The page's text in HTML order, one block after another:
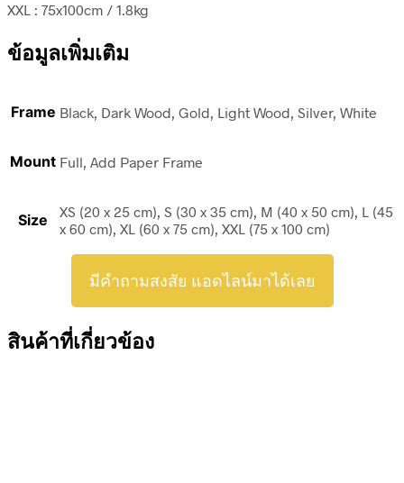
XXL : 75x100cm / 1.8kg
ข้อมูลเพิ่มเติม
Frame Black, Dark Wood, Gold, Light Wood, Silver, White
Mount Full, Add Paper Frame
Size
XS (20 x 25 cm), S (30 x 35 cm), M (40 x 50 cm), L (45
x 60 cm), XL (60 x 75 cm), XXL (75 x 100 cm)
มีคำถามสงสัย แอดไลน์มาได้เลย
สินค้าที่เกี่ยวข้อง